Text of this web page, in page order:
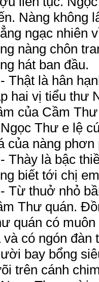
Nàng không
ngạc nhiên
nàng chôn
hát ban đầu.
là hân
hai vị tiểu thư
của Cầm
Thư e lệ
của nàng phơn
là bậc
biết tới chị
thuở nhỏ
Thư quán.
quán có
và có ngón đàn
bay bổng
trên cánh